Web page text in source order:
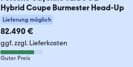
Hybrid Coupe Burmester Head-Up
Lieferung möglich
82.490 €
ggf. zzgl. Lieferkosten
Guter Preis